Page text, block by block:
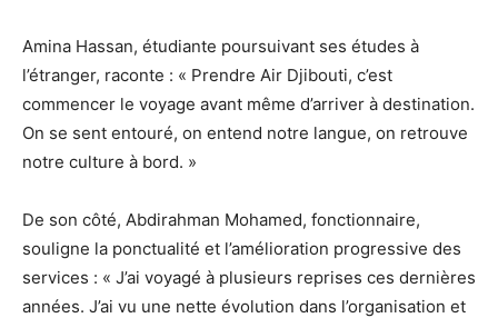
Amina Hassan, étudiante poursuivant ses études à
l’étranger, raconte : « Prendre Air Djibouti, c’est
commencer le voyage avant même d’arriver à destination.
On se sent entouré, on entend notre langue, on retrouve
notre culture à bord. »
De son côté, Abdirahman Mohamed, fonctionnaire,
souligne la ponctualité et l’amélioration progressive des
services : « J’ai voyagé à plusieurs reprises ces dernières
années. J’ai vu une nette évolution dans l’organisation et